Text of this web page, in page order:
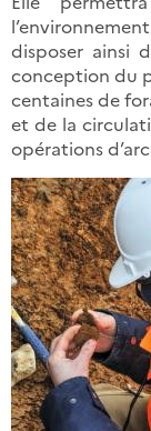
disposer ainsi
conception du
centaines de
et de la
opérations